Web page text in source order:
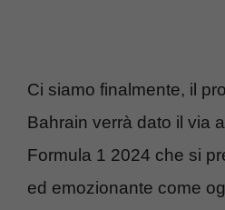
Ci siamo finalmente, il
Bahrain verrà dato il via
Formula 1 2024 che si
ed emozionante come